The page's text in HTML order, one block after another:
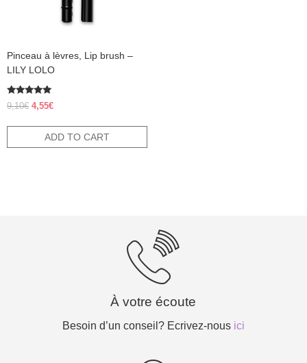
Pinceau à lèvres, Lip brush –
LILY LOLO
Rated
5.00
9,10€ Original
9,10€.
4,55€Current
4,55€.
ADD TO CART
À votre écoute
Besoin d’un conseil? Ecrivez-nous ici